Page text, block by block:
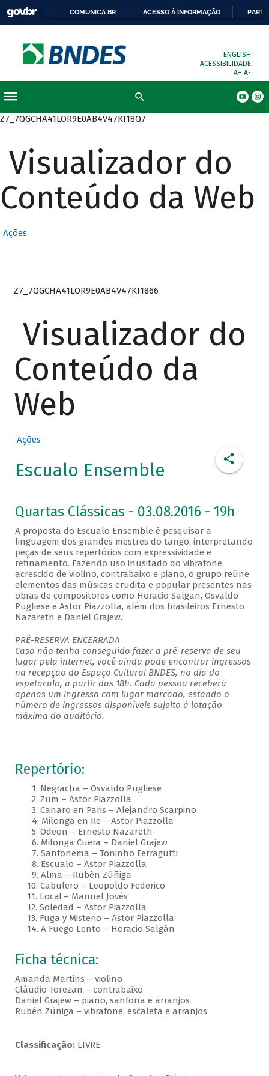
COMUNICA BR ACESSO À INFORMAÇÃO
ENGLISH
ACESSIBILIDADE
A+ A-
Z7_7QGCHA41LOR9E0AB4V47KI18Q7
Visualizador do
Conteúdo da Web
Ações
Z7_7QGCHA41LOR9E0AB4V47KI1866
Visualizador do
Conteúdo da
Web
Ações
Escualo Ensemble
Quartas Clássicas - 03.08.2016 - 19h
A proposta do Escualo Ensemble é pesquisar a
linguagem dos grandes mestres do tango, interpretando
peças de seus repertórios com expressividade e
refinamento. Fazendo uso inusitado do vibrafone,
acrescido de violino, contrabaixo e piano, o grupo reúne
elementos das músicas erudita e popular presentes nas
obras de compositores como Horacio Salgan, Osvaldo
Pugliese e Astor Piazzolla, além dos brasileiros Ernesto
Nazareth e Daniel Grajew.
PRÉ-RESERVA ENCERRADA
Caso não tenha conseguido fazer a pré-reserva de seu
lugar pela internet, você ainda pode encontrar ingressos
na recepção do Espaço Cultural BNDES, no dia do
espetáculo, a partir das 18h. Cada pessoa receberá
apenas um ingresso com lugar marcado, estando o
número de ingressos disponíveis sujeito à lotação
máxima do auditório.
Repertório:
1. Negracha – Osvaldo Pugliese
2. Zum – Astor Piazzolla
3. Canaro en Paris – Alejandro Scarpino
4. Milonga en Re – Astor Piazzolla
5. Odeon – Ernesto Nazareth
6. Milonga Cuera – Daniel Grajew
7. Sanfonema – Toninho Ferragutti
8. Escualo – Astor Piazzolla
9. Alma – Rubén Zúñiga
10. Cabulero – Leopoldo Federico
11. Loca! – Manuel Jovés
12. Soledad – Astor Piazzolla
13. Fuga y Misterio – Astor Piazzolla
14. A Fuego Lento – Horacio Salgán
Ficha técnica:
Amanda Martins – violino
Cláudio Torezan – contrabaixo
Daniel Grajew – piano, sanfona e arranjos
Rubén Zúñiga – vibrafone, escaleta e arranjos
Classificação:LIVRE